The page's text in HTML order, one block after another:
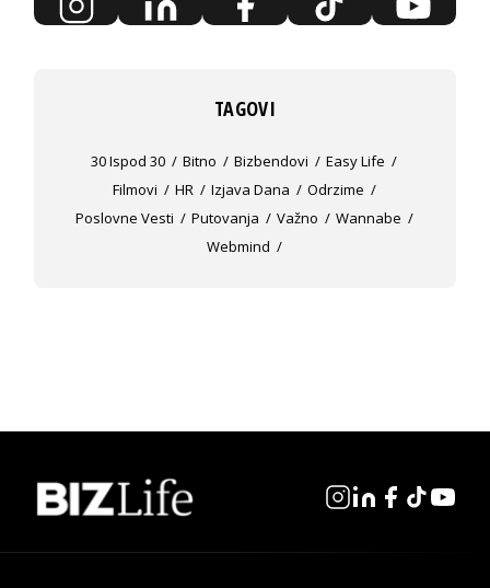
TAGOVI
30 Ispod 30 Bitno Bizbendovi
Easy Life
Filmovi
HR Izjava Dana
Odrzime
Poslovne Vesti
Putovanja Važno
Wannabe
Webmind